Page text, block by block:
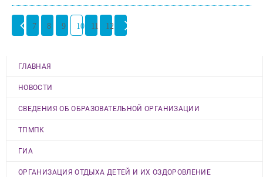
7 8 9 10 11 12
ГЛАВНАЯ
НОВОСТИ
СВЕДЕНИЯ ОБ ОБРАЗОВАТЕЛЬНОЙ ОРГАНИЗАЦИИ
ТПМПК
ГИА
ОРГАНИЗАЦИЯ ОТДЫХА ДЕТЕЙ И ИХ ОЗДОРОВЛЕНИЕ